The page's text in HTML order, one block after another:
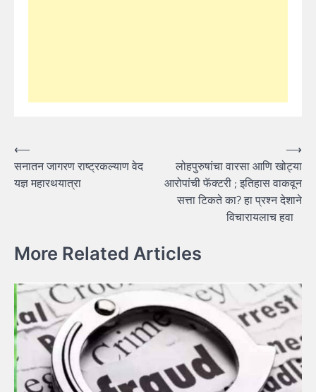
Post
navigation
⟵
सनातन जागरण राष्ट्रकल्याण वेद
यज्ञ महारथयात्रा
लोहपुरुषांचा वारसा आणि खोट्या
आरोपांची फॅक्टरी ; इतिहास वाकवून
सत्ता टिकते का? हा प्रश्न देशाने
विचारायलाच हवा
⟶
More Related Articles